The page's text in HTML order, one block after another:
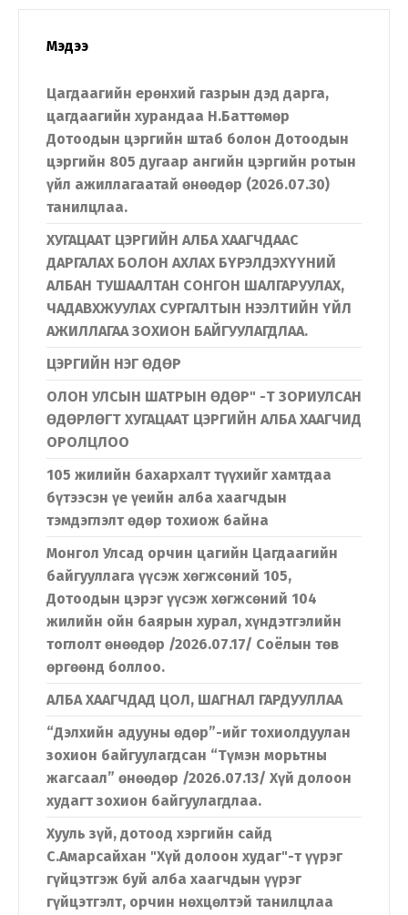
Мэдээ
Цагдаагийн ерөнхий газрын дэд дарга,
цагдаагийн хурандаа Н.Баттөмөр
Дотоодын цэргийн штаб болон Дотоодын
цэргийн 805 дугаар ангийн цэргийн ротын
үйл ажиллагаатай өнөөдөр (2026.07.30)
танилцлаа.
ХУГАЦААТ ЦЭРГИЙН АЛБА ХААГЧДААС
ДАРГАЛАХ БОЛОН АХЛАХ БҮРЭЛДЭХҮҮНИЙ
АЛБАН ТУШААЛТАН СОНГОН ШАЛГАРУУЛАХ,
ЧАДАВХЖУУЛАХ СУРГАЛТЫН НЭЭЛТИЙН ҮЙЛ
АЖИЛЛАГАА ЗОХИОН БАЙГУУЛАГДЛАА.
ЦЭРГИЙН НЭГ ӨДӨР
ОЛОН УЛСЫН ШАТРЫН ӨДӨР" -Т ЗОРИУЛСАН
ӨДӨРЛӨГТ ХУГАЦААТ ЦЭРГИЙН АЛБА ХААГЧИД
ОРОЛЦЛОО
105 жилийн бахархалт түүхийг хамтдаа
бүтээсэн үе үеийн алба хаагчдын
тэмдэглэлт өдөр тохиож байна
Монгол Улсад орчин цагийн Цагдаагийн
байгууллага үүсэж хөгжсөний 105,
Дотоодын цэрэг үүсэж хөгжсөний 104
жилийн ойн баярын хурал, хүндэтгэлийн
тоглолт өнөөдөр /2026.07.17/ Соёлын төв
өргөөнд боллоо.
АЛБА ХААГЧДАД ЦОЛ, ШАГНАЛ ГАРДУУЛЛАА
“Дэлхийн адууны өдөр”-ийг тохиолдуулан
зохион байгуулагдсан “Түмэн морьтны
жагсаал” өнөөдөр /2026.07.13/ Хүй долоон
худагт зохион байгуулагдлаа.
Хууль зүй, дотоод хэргийн сайд
С.Амарсайхан "Хүй долоон худаг"-т үүрэг
гүйцэтгэж буй алба хаагчдын үүрэг
гүйцэтгэлт, орчин нөхцөлтэй танилцлаа
Хэл солих